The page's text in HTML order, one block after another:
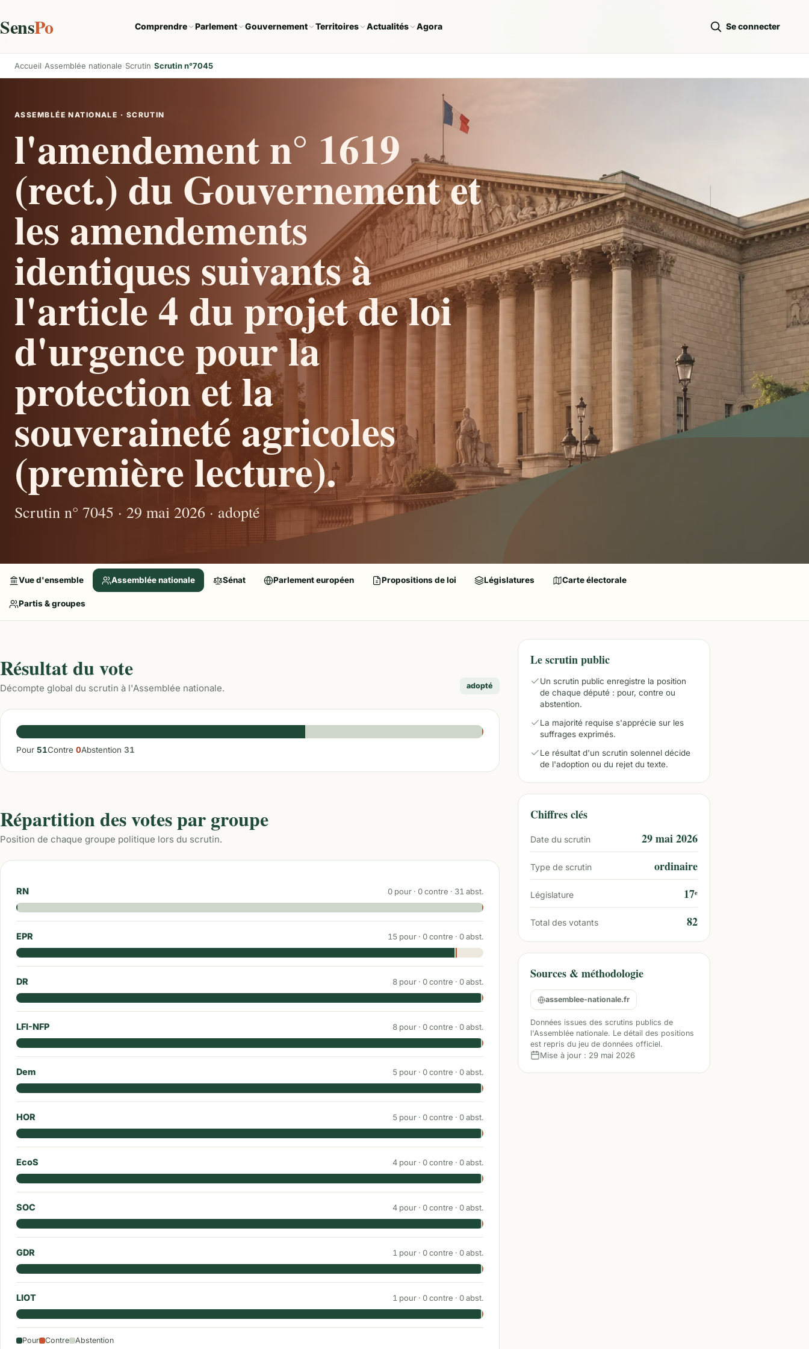
SensPo Comprendre Parlement Gouvernement Territoires Actualités Agora Se connecter
Accueil Assemblée nationale Scrutin Scrutin n°7045
ASSEMBLÉE NATIONALE · SCRUTIN
l'amendement n° 1619
(rect.) du Gouvernement et
les amendements
identiques suivants à
l'article 4 du projet de loi
d'urgence pour la
protection et la
souveraineté agricoles
(première lecture).
Scrutin n° 7045 · 29 mai 2026 · adopté
Vue d'ensemble Assemblée nationale Sénat Parlement européen Propositions de loi Législatures Carte électorale
Partis & groupes
Résultat du vote
Décompte global du scrutin à l'Assemblée nationale. adopté
Pour 51Contre 0Abstention 31
Répartition des votes par groupe
Position de chaque groupe politique lors du scrutin.
RN 0 pour · 0contre · 31 abst.
EPR 15 pour · 0contre · 0abst.
DR 8 pour · 0contre · 0abst.
LFI-NFP 8 pour · 0contre · 0abst.
Dem 5 pour · 0contre · 0abst.
HOR 5 pour · 0contre · 0abst.
EcoS 4 pour · 0contre · 0abst.
SOC 4 pour · 0contre · 0abst.
GDR 1 pour · 0contre · 0abst.
LIOT 1 pour · 0contre · 0abst.
Pour Contre Abstention
Le scrutin public
Un scrutin public enregistre la position
de chaque député : pour, contre ou
abstention.
La majorité requise s'apprécie sur les
suffrages exprimés.
Le résultat d'un scrutin solennel décide
de l'adoption ou du rejet du texte.
Chiffres clés
Date du scrutin 29 mai 2026
Type de scrutin ordinaire
Législature 17ᵉ
Total des votants 82
Sources & méthodologie
assemblee-nationale.fr
Données issues des scrutins publics de
l'Assemblée nationale. Le détail des positions
est repris du jeu de données officiel.
Mise à jour : 29 mai 2026